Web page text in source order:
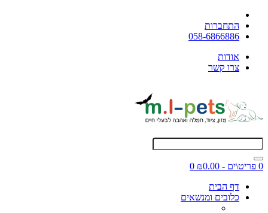
התחברות
058-6866886
אודות
צרו קשר
0 פריט\ים - ₪0.00
0
דף הבית
כלובים ומנשאים